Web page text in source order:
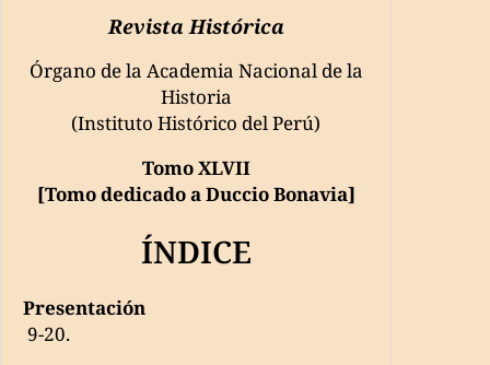
Revista Histórica
Órgano de la Academia Nacional de la
Historia
(Instituto Histórico del Perú)
Tomo XLVII
[Tomo dedicado a Duccio Bonavia]
ÍNDICE
Presentación
9-20.